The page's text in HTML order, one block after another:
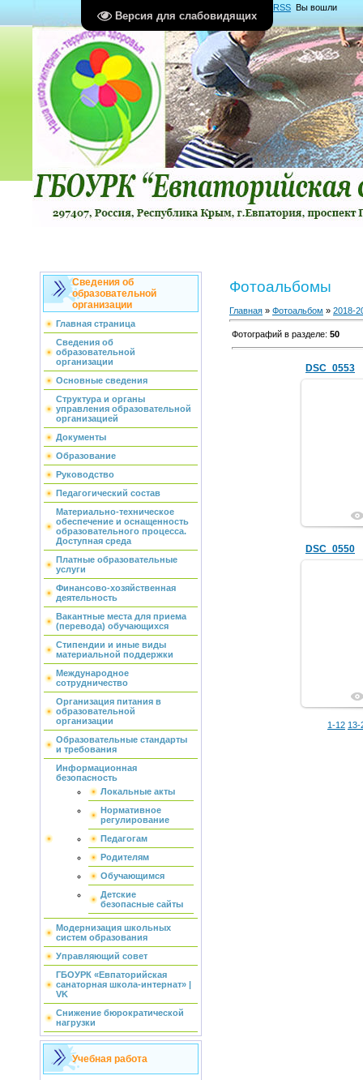
Версия для слабовидящих
RSS Вы вошли
какГость Группа "Гости"
Сведения об
образовательной
организации
Главная страница
Сведения об
образовательной
организации
Основные сведения
Структура и органы
управления образовательной
организацией
Документы
Образование
Руководство
Педагогический состав
Материально-техническое
обеспечение и оснащенность
образовательного процесса.
Доступная среда
Платные образовательные
услуги
Финансово-хозяйственная
деятельность
Вакантные места для приема
(перевода) обучающихся
Стипендии и иные виды
материальной поддержки
Международное
сотрудничество
Организация питания в
образовательной
организации
Образовательные стандарты
и требования
Информационная
безопасность
Локальные акты
Нормативное
регулирование
Педагогам
Родителям
Обучающимся
Детские
безопасные сайты
Модернизация школьных
систем образования
Управляющий совет
ГБОУРК «Евпаторийская
санаторная школа-интернат» |
VK
Снижение бюрократической
нагрузки
Учебная работа
Фотоальбомы
Главная » Фотоальбом » 2018-
Фотографий в разделе: 50
DSC_0553
DSC_0550
1-12 13-